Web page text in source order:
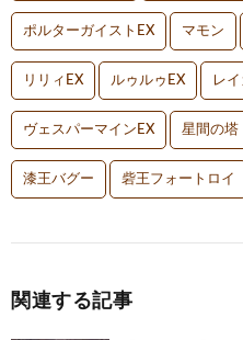
ポルターガイストEX マモン
リリィEX ルゥルゥEX レ
ヴェスパーマインEX 星間の塔
漆王バグー 砦王フォートロイ
関連する記事